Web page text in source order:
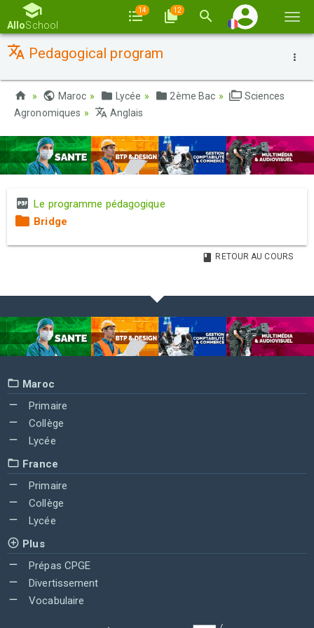
la
AlloSchool
14 12
Pedagogical program
Maroc Lycée 2ème Bac
Sciences
Agronomiques
Anglais
Le programme pédagogique
Bridge
RETOUR AU COURS
Maroc
Primaire
Collège
Lycée
France
Primaire
Collège
Lycée
Plus
Prépas CPGE
Divertissement
Vocabulaire